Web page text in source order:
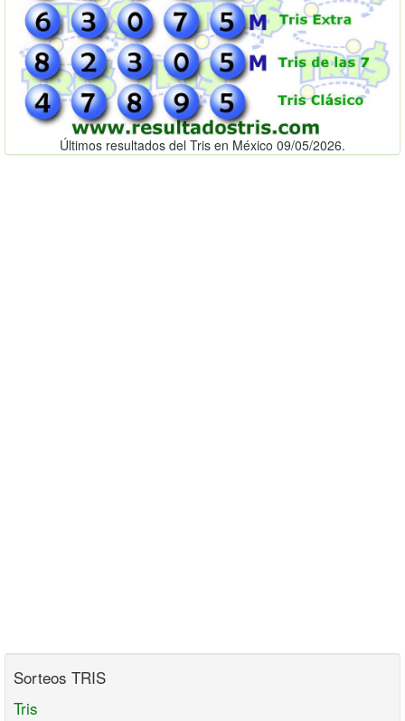
Últimos resultados del Tris en México 09/05/2026.
Sorteos TRIS
Tris